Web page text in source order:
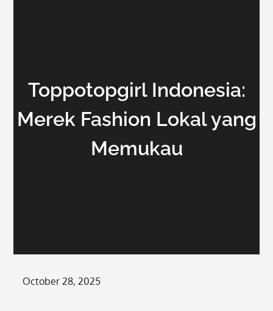
Toppotopgirl Indonesia:
Merek Fashion Lokal yang
Memukau
Posted
October 28, 2025